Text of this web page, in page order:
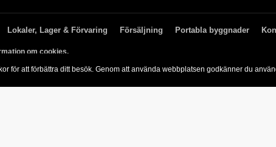
Lokaler, Lager & Förvaring Försäljning Portabla byggnader
om cookies.
för att förbättra ditt besök. Genom att använda webbplatsen godkänner du